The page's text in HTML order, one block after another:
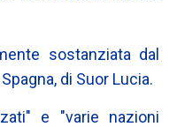
sostanziata dal
di Suor Lucia.
e "varie nazioni